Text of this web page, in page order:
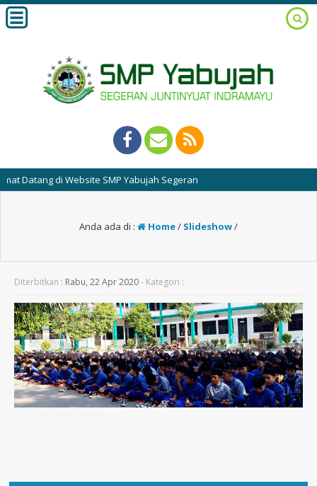
di Website SMP Yabujah Segeran
Anda ada di : Home/ Slideshow/
Diterbitkan : Rabu, 22 Apr 2020- Kategori :